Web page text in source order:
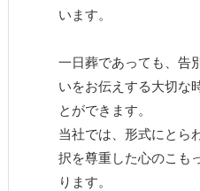
います。
一日葬であっても、告
いをお伝えする大切な
とができます。
当社では、形式にとら
択を尊重した心のこも
ります。